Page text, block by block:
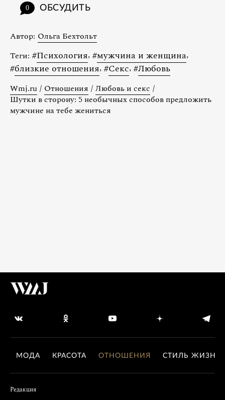
0 ОБСУДИТЬ
Автор: Ольга Бехтольт
Теги: #Психология, #мужчина и женщина,
#близкие отношения, #Секс, #Любовь
Wmj.ru / Отношения / Любовь и секс /
Шутки в сторону: 5 необычных способов предложить
мужчине на тебе жениться
МОДА КРАСОТА ОТНОШЕНИЯ СТИЛЬ ЖИЗНИ
Редакция